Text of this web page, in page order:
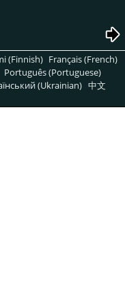
(Finnish) Français (French)
Português (Portuguese)
(Ukrainian) 中文